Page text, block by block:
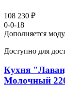
108 230 ₽
0-0-18
Дополняется
Доступно для
Кухня
Молочный